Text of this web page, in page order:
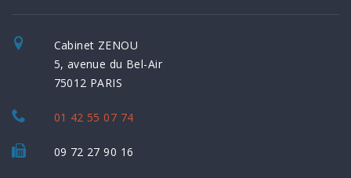
Cabinet ZENOU
5, avenue du Bel-Air
75012 PARIS
01 42 55 07 74
09 72 27 90 16